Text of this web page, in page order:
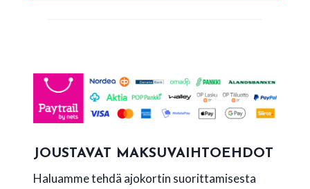
JOUSTAVAT MAKSUVAIHTOEHDOT
Haluamme tehdä ajokortin suorittamisesta